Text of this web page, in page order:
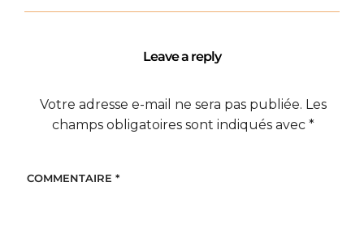
Leave a reply
Votre adresse e-mail ne sera pas publiée. Les
champs obligatoires sont indiqués avec *
COMMENTAIRE *